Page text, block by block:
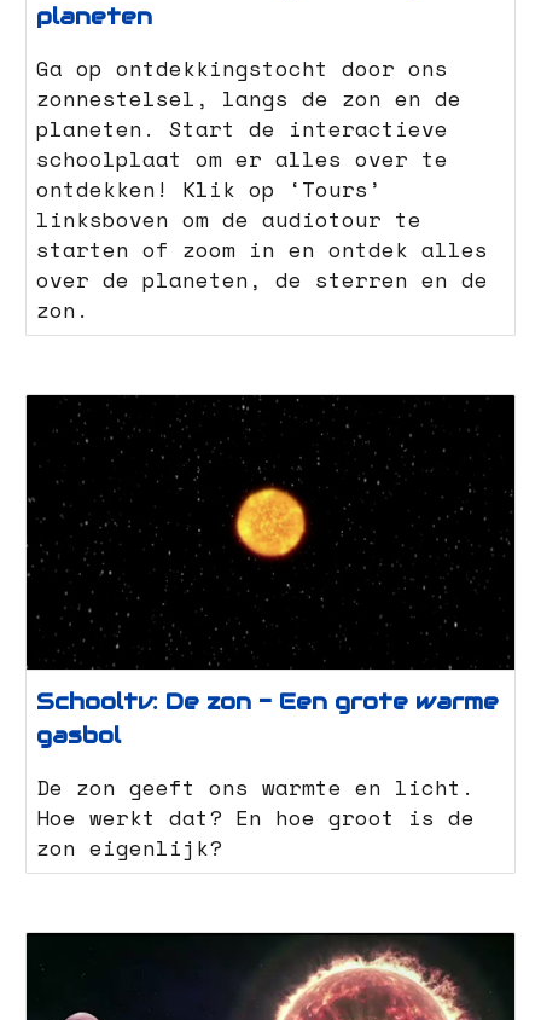
planeten
Ga op ontdekkingstocht door ons
zonnestelsel, langs de zon en de
planeten. Start de interactieve
schoolplaat om er alles over te
ontdekken! Klik op ‘Tours’
linksboven om de audiotour te
starten of zoom in en ontdek alles
over de planeten, de sterren en de
zon.
Schooltv: De zon - Een grote warme
gasbol
De zon geeft ons warmte en licht.
Hoe werkt dat? En hoe groot is de
zon eigenlijk?